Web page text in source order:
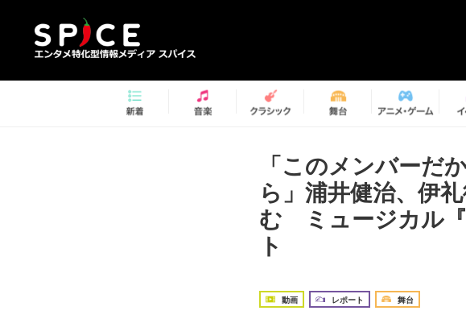
「このメンバーだ
ら」浦井健治、伊
む ミュージカル
ト
動画 レポート 舞台